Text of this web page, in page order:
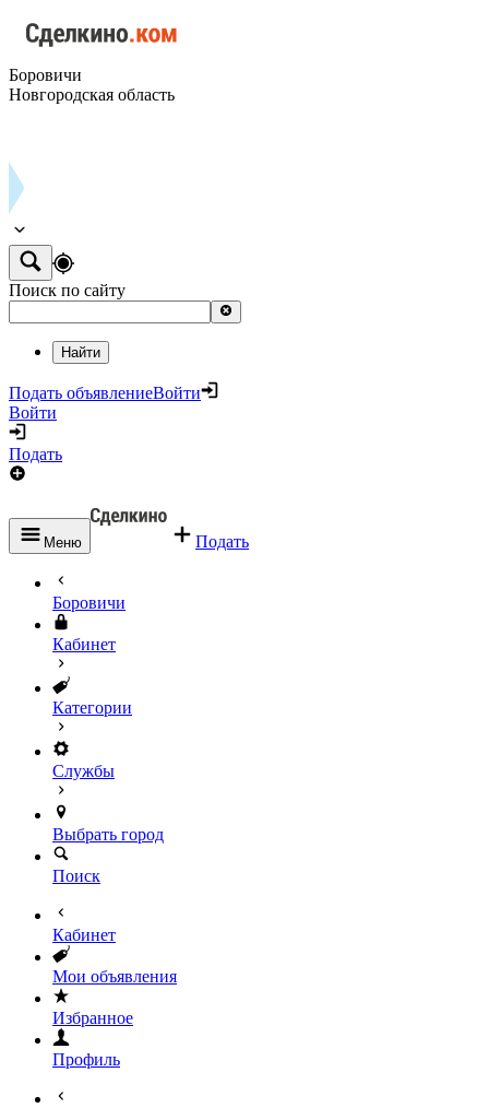
Боровичи
Новгородская область
Поиск по сайту
Найти
Подать объявлениеВойти
Войти
Подать
Меню Подать
Боровичи
Кабинет
Категории
Службы
Выбрать город
Поиск
Кабинет
Мои объявления
Избранное
Профиль